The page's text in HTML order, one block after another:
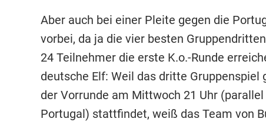
Aber auch bei einer Pleite gegen die
vorbei, da ja die vier besten
24 Teilnehmer die erste K.o.-Runde
deutsche Elf: Weil das dritte Gruppenspiel
der Vorrunde am Mittwoch 21 Uhr
Portugal) stattfindet, weiß das Team von